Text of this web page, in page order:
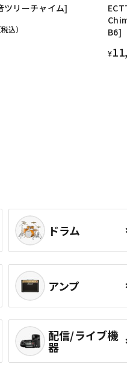
ツリーチャイム]
込）
B6]
¥
ドラム
アンプ
配信/ライブ機
器